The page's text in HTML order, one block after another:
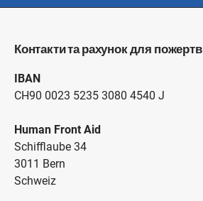
Контакти та рахунок для пожертв
IBAN
CH90 0023 5235 3080 4540 J
Human Front Aid
Schifflaube 34
3011 Bern
Schweiz